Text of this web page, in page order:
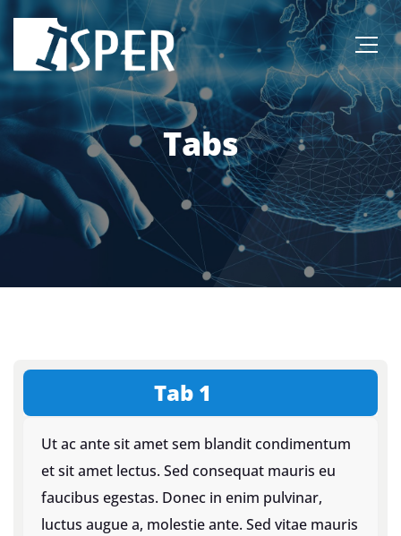
Tabs
Tab 1
Ut ac ante sit amet sem blandit condimentum
et sit amet lectus. Sed consequat mauris eu
faucibus egestas. Donec in enim pulvinar,
luctus augue a, molestie ante. Sed vitae mauris